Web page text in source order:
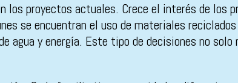
los proyectos actuales. Crece el interés de
se encuentran el uso de materiales
agua y energía. Este tipo de decisiones no